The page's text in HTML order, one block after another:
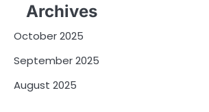
Archives
October 2025
September 2025
August 2025